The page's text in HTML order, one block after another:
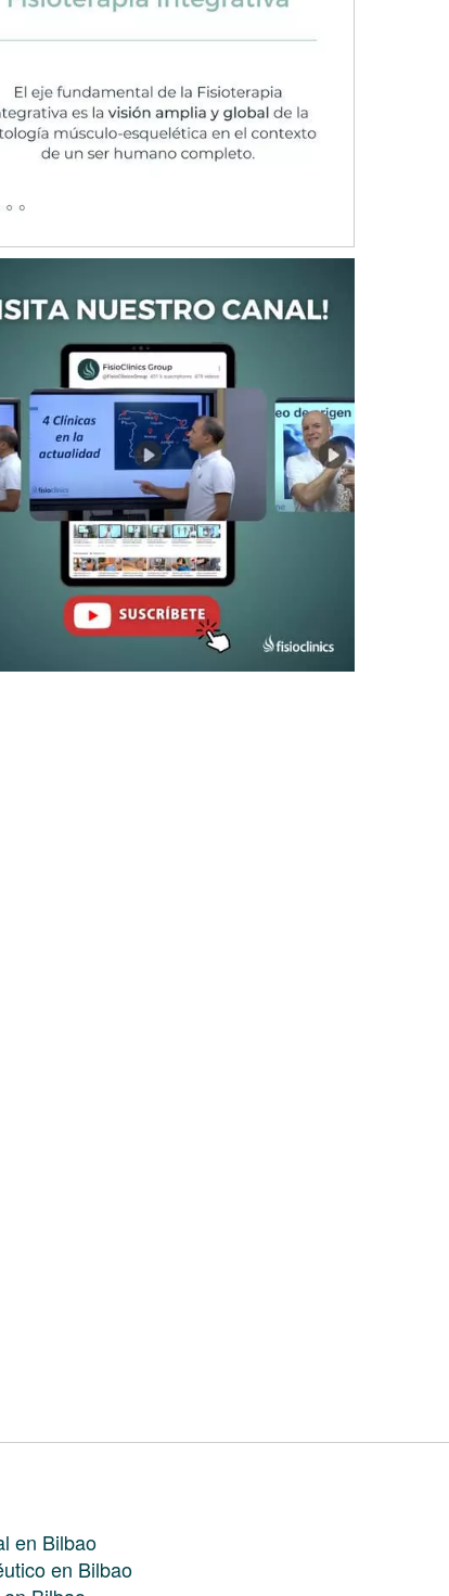
en Bilbao
en Bilbao